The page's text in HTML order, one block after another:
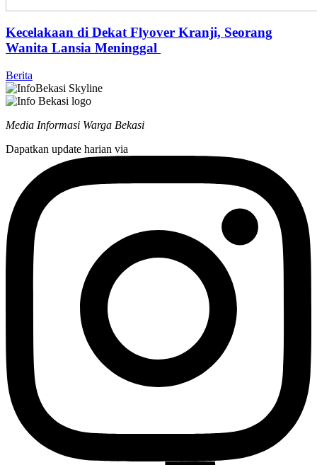
Kecelakaan di Dekat Flyover Kranji, Seorang
Wanita Lansia Meninggal
Berita
Media Informasi Warga Bekasi
Dapatkan update harian via